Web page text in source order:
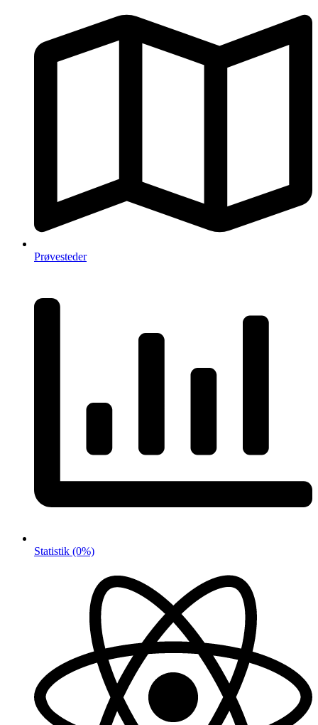
Prøvesteder
Statistik (0%)